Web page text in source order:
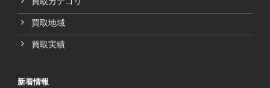
買取地域
買取実績
新着情報